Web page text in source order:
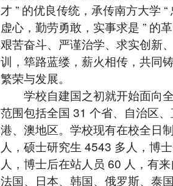
才 ” 的优良传统，承传南方大学
虚心，勤劳勇敢，实事求是 ” 的
艰苦奋斗、严谨治学、求实创新
训，筚路蓝缕，薪火相传，共同
繁荣与发展。
学校自建国之初就开始面向
范围包括全国 31 个省、自治区
港、澳地区。学校现有在校全日
人，硕士研究生 4543 多人，博
人，博士后在站人员 60 人，有
法国、日本、韩国、俄罗斯、泰